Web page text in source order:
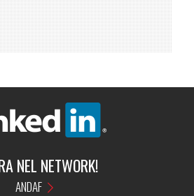
NEL NETWORK!
ANDAF